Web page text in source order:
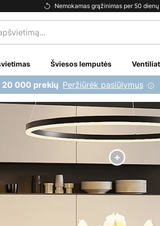
Nemokamas grąžinimas per 50 dienų
Šviesos lemputės
20 000 prekių Peržiūrėk pasiūlymus